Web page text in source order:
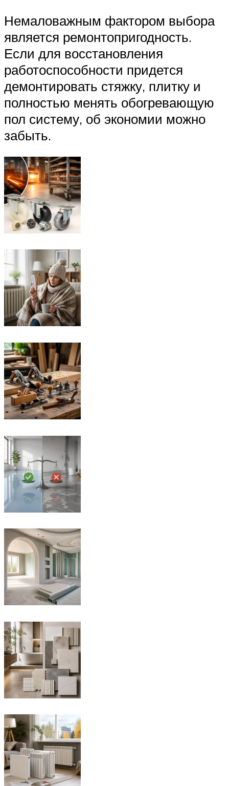
Немаловажным фактором выбора
является ремонтопригодность.
Если для восстановления
работоспособности придется
демонтировать стяжку, плитку и
полностью менять обогревающую
пол систему, об экономии можно
забыть.